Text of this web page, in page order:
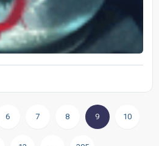
6 7 8 9 10